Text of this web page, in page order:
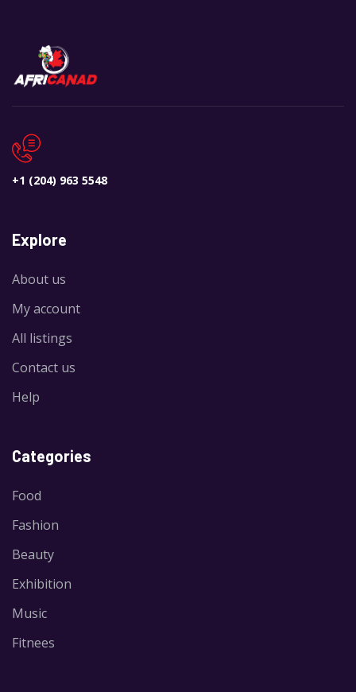
+1 (204) 963 5548
Explore
About us
My account
All listings
Contact us
Help
Categories
Food
Fashion
Beauty
Exhibition
Music
Fitnees